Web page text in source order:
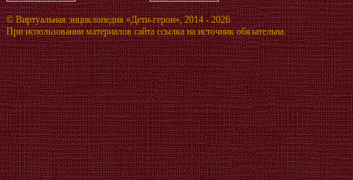
©Виртуальная энциклопедия «Дети-герои», 2014 - 2026
При использовании материалов сайта ссылка на источник обязательна.